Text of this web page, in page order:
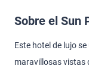
Sobre el Sun
Este hotel de lujo
maravillosas vistas